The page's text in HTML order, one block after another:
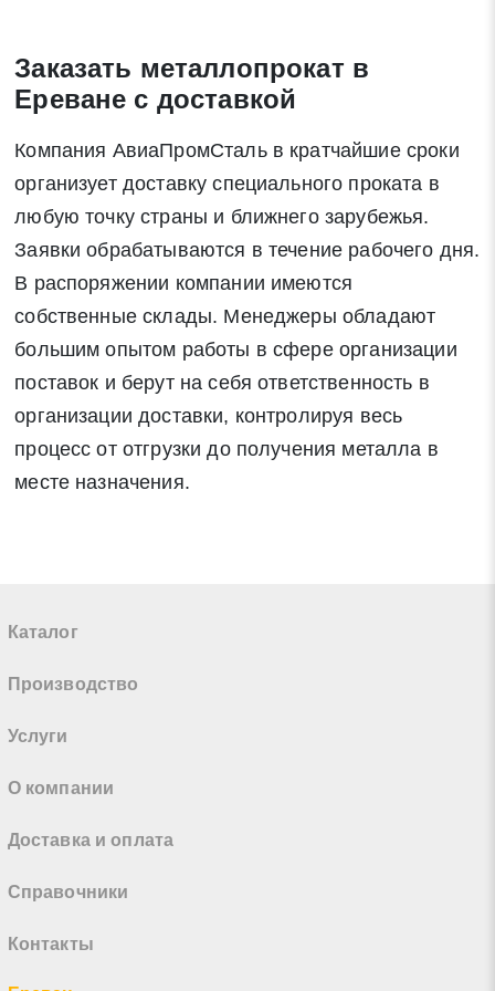
Заказать металлопрокат в
Ереване с доставкой
Компания АвиаПромСталь в кратчайшие сроки
организует доставку специального проката в
любую точку страны и ближнего зарубежья.
Заявки обрабатываются в течение рабочего дня.
В распоряжении компании имеются
собственные склады. Менеджеры обладают
большим опытом работы в сфере организации
поставок и берут на себя ответственность в
организации доставки, контролируя весь
процесс от отгрузки до получения металла в
месте назначения.
Каталог
Производство
Услуги
О компании
Доставка и оплата
Справочники
Контакты
* - обязательные поля для заполнения
Отправить заявку
Нажимая на кнопку «Отправить заявку» Вы даете согласие
на обработку своих персональных данных в соответствии со
«О персональных данных», а также соглашаетесь на
информационную рассылку по средством e-mail или СМС